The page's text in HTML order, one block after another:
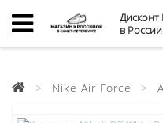
в России
Nike Air Force